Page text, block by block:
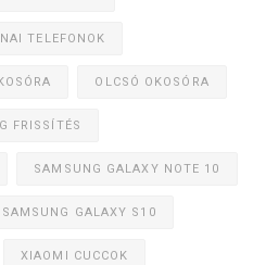
TELEFONOK
OLCSÓ OKOSÓRA
FRISSÍTÉS
SAMSUNG GALAXY NOTE 10
SAMSUNG GALAXY S10
XIAOMI CUCCOK